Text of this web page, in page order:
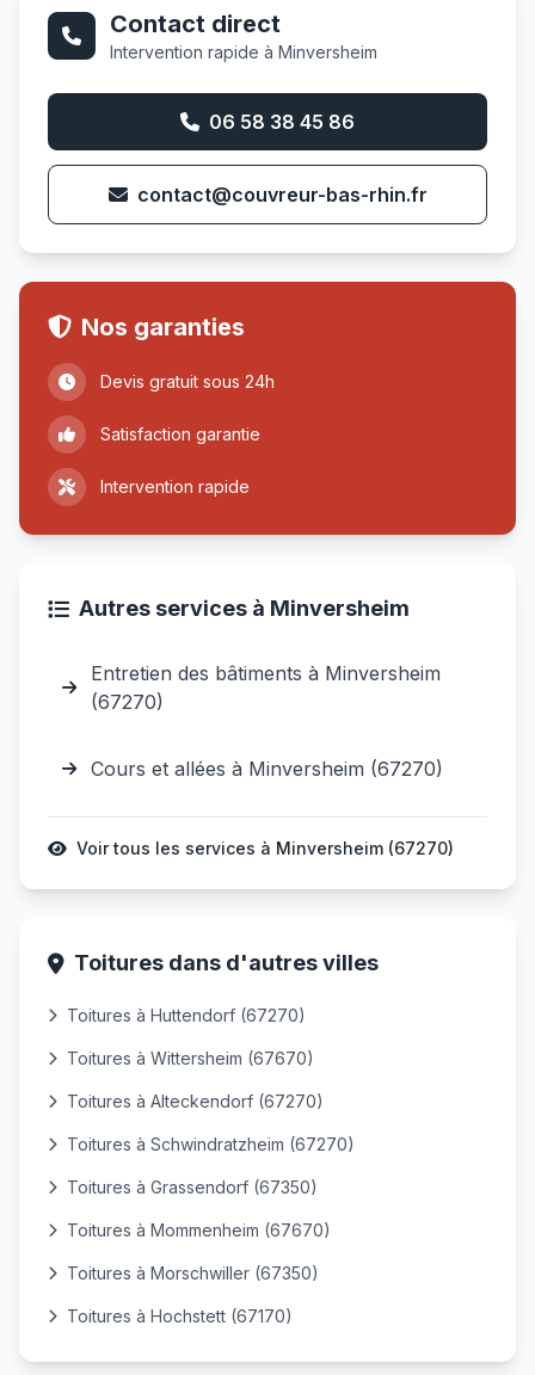
Contact direct
Intervention rapide à Minversheim
06 58 38 45 86
contact@couvreur-bas-rhin.fr
Nos garanties
Devis gratuit sous 24h
Satisfaction garantie
Intervention rapide
Autres services à Minversheim
Entretien des bâtiments à Minversheim
(67270)
Cours et allées à Minversheim (67270)
Voir tous les services à Minversheim (67270)
Toitures dans d'autres villes
Toitures à Huttendorf (67270)
Toitures à Wittersheim (67670)
Toitures à Alteckendorf (67270)
Toitures à Schwindratzheim (67270)
Toitures à Grassendorf (67350)
Toitures à Mommenheim (67670)
Toitures à Morschwiller (67350)
Toitures à Hochstett (67170)